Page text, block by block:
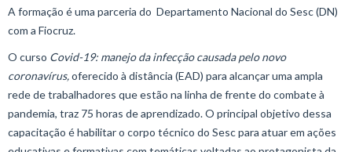
A formação é uma parceria do Departamento Nacional do Sesc (DN)
com a Fiocruz.
O curso Covid-19: manejo da infecção causada pelo novo
coronavírus,oferecido à distância (EAD) para alcançar uma ampla
rede de trabalhadores que estão na linha de frente do combate à
pandemia, traz 75 horas de aprendizado. O principal objetivo dessa
capacitação é habilitar o corpo técnico do Sesc para atuar em ações